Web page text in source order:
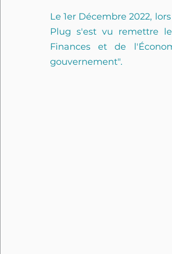
Le 1er Décembre 2022,
Plug s'est vu remettre
Finances et de
gouvernement".